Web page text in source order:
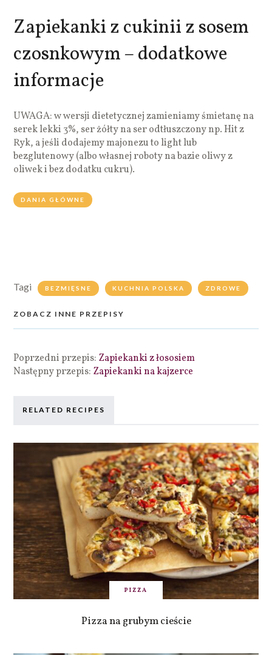
Zapiekanki z cukinii z sosem
czosnkowym – dodatkowe
informacje
UWAGA: w wersji dietetycznej zamieniamy śmietanę na
serek lekki 3%, ser żółty na ser odtłuszczony np. Hit z
Ryk, a jeśli dodajemy majonezu to light lub
bezglutenowy (albo własnej roboty na bazie oliwy z
oliwek i bez dodatku cukru).
DANIA GŁÓWNE
Tagi BEZMIĘSNE KUCHNIA POLSKA ZDROWE
ZOBACZ INNE PRZEPISY
Poprzedni przepis: Zapiekanki z łososiem
Następny przepis: Zapiekanki na kajzerce
RELATED RECIPES
PIZZA
Pizza na grubym cieście